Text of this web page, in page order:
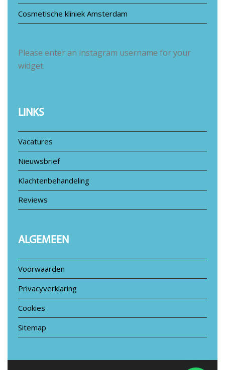
Cosmetische kliniek Amsterdam
Please enter an instagram username for your
widget.
LINKS
Vacatures
Nieuwsbrief
Klachtenbehandeling
Reviews
ALGEMEEN
Voorwaarden
Privacyverklaring
Cookies
Sitemap